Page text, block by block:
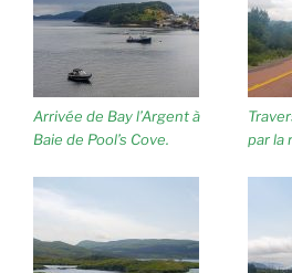
Arrivée de Bay l’Argent à
Baie de Pool’s Cove.
par la